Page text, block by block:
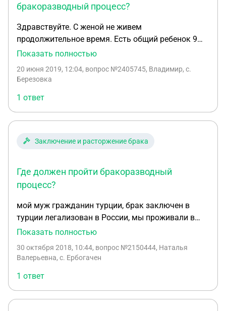
бракоразводный процесс?
Здравствуйте. С женой не живем
продолжительное время. Есть общий ребенок 9
лет. Хочу оформить развод. Жена не против. Сам
месяца работаю в Беларуси, месяц нахожусь в
Показать полностью
20 июня 2019, 12:04, вопрос №2405745, Владимир, с.
Березовка
1 ответ
Заключение и расторжение брака
Где должен пройти бракоразводный
процесс?
мой муж гражданин турции, брак заключен в
турции легализован в России, мы проживали в
России 3 года, потом он покинул страну и уже 2
происходить развод здесь или в турции
Показать полностью
30 октября 2018, 10:44, вопрос №2150444, Наталья
Валерьевна, с. Ербогачен
1 ответ